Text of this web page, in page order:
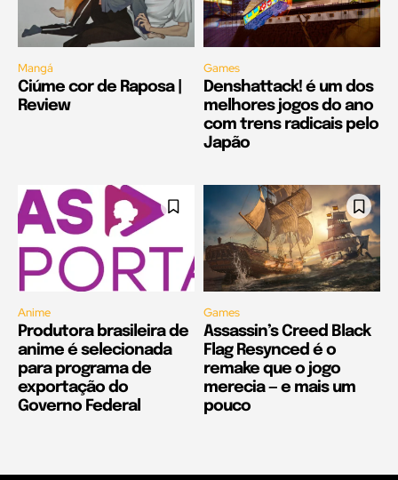
Mangá
Ciúme cor de Raposa |
Review
Games
Denshattack! é um dos
melhores jogos do ano
com trens radicais pelo
Japão
Anime
Produtora brasileira de
anime é selecionada
para programa de
exportação do
Governo Federal
Games
Assassin’s Creed Black
Flag Resynced é o
remake que o jogo
merecia — e mais um
pouco